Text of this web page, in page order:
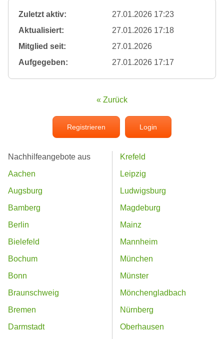
Zuletzt aktiv:
27.01.2026 17:23
Aktualisiert:
27.01.2026 17:18
Mitglied seit:
27.01.2026
Aufgegeben:
27.01.2026 17:17
« Zurück
Registrieren Login
Nachhilfeangebote aus
Aachen
Augsburg
Bamberg
Berlin
Bielefeld
Bochum
Bonn
Braunschweig
Bremen
Darmstadt
Krefeld
Leipzig
Ludwigsburg
Magdeburg
Mainz
Mannheim
München
Münster
Mönchengladbach
Nürnberg
Oberhausen